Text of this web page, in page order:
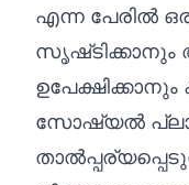
എന്ന പേരിൽ
സൃഷ്‌ടിക്കാനും
സോഷ്യൽ